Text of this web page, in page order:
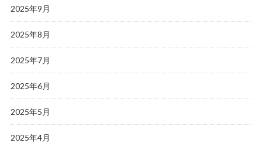
2025年9月
2025年8月
2025年7月
2025年6月
2025年5月
2025年4月